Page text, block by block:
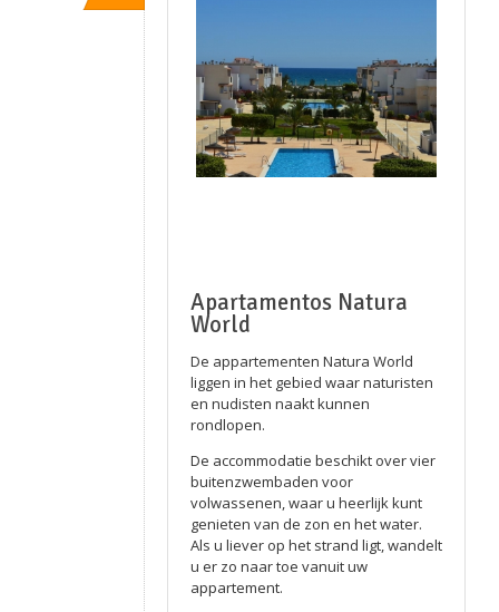
Apartamentos Natura
World
De appartementen Natura World
liggen in het gebied waar naturisten
en nudisten naakt kunnen
rondlopen.
De accommodatie beschikt over vier
buitenzwembaden voor
volwassenen, waar u heerlijk kunt
genieten van de zon en het water.
Als u liever op het strand ligt, wandelt
u er zo naar toe vanuit uw
appartement.